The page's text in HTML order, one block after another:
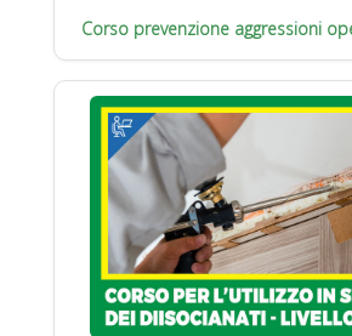
Corso prevenzione aggressioni